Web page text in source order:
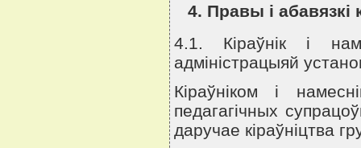
4. Правы i абавязкi
4.1. Кiраўнiк i
адмiнiстрацыяй
Кiраўнiком i
педагагiчных
даручае кiраўнiцтва